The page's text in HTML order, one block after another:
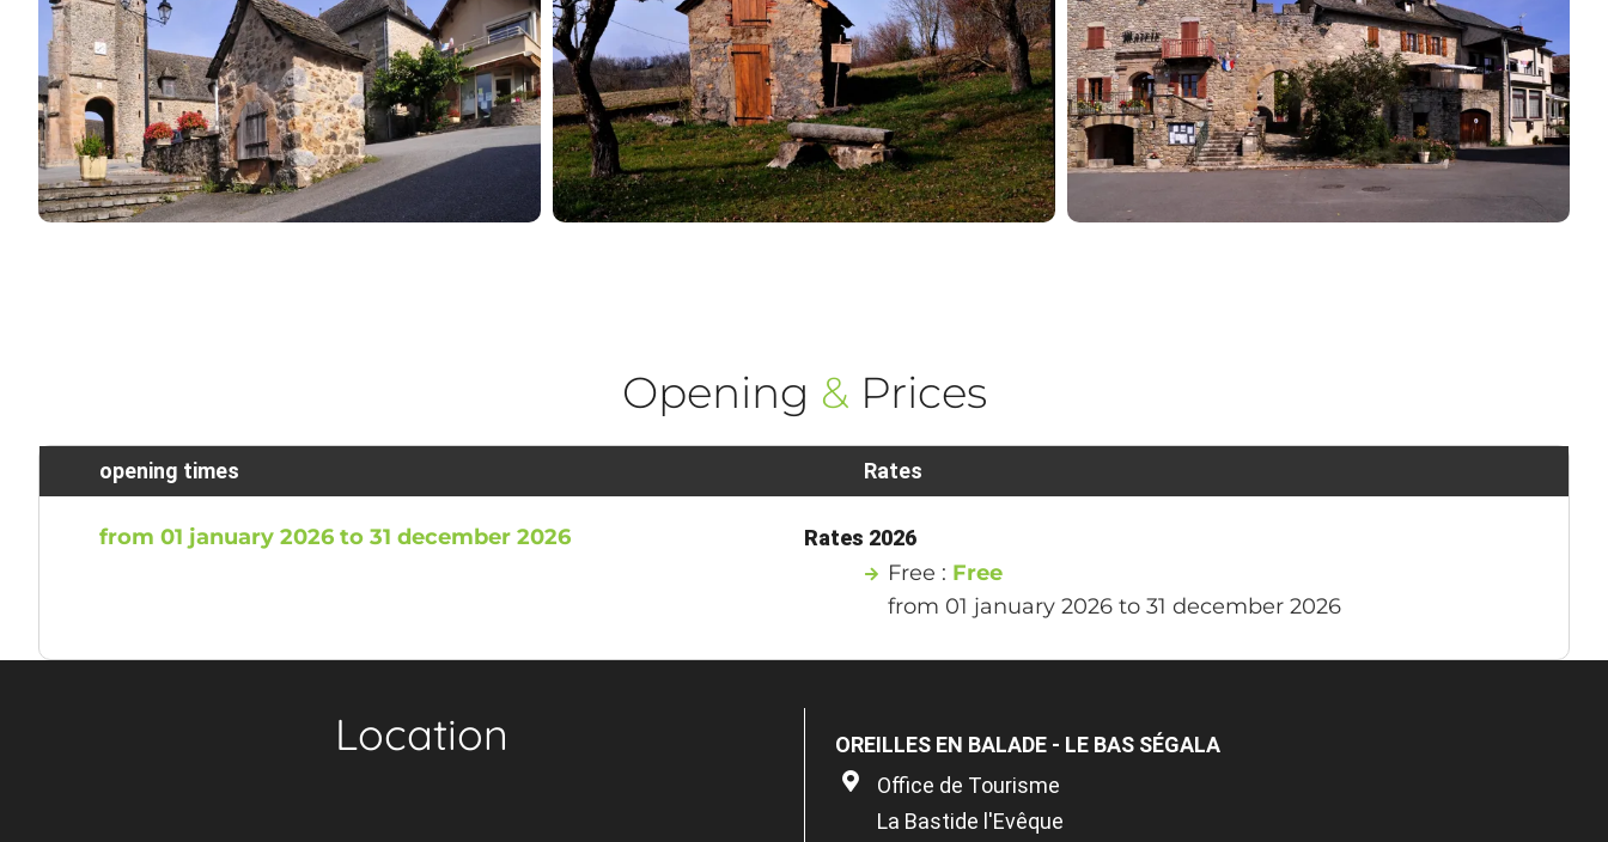
Opening & Prices
opening times
from 01 january 2026 to 31 december 2026
Rates
Rates 2026
Free : Free
from 01 january 2026 to 31 december 2026
Location
OREILLES EN BALADE - LE BAS SÉGALA
Office de Tourisme
La Bastide l'Evêque